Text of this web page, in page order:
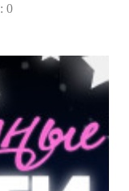
: 0